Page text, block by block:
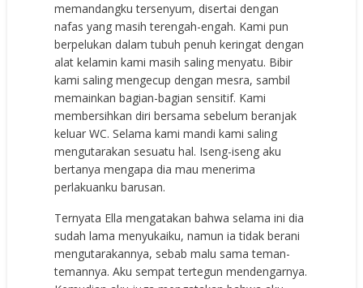
memandangku tersenyum, disertai dengan
nafas yang masih terengah-engah. Kami pun
berpelukan dalam tubuh penuh keringat dengan
alat kelamin kami masih saling menyatu. Bibir
kami saling mengecup dengan mesra, sambil
memainkan bagian-bagian sensitif. Kami
membersihkan diri bersama sebelum beranjak
keluar WC. Selama kami mandi kami saling
mengutarakan sesuatu hal. Iseng-iseng aku
bertanya mengapa dia mau menerima
perlakuanku barusan.
Ternyata Ella mengatakan bahwa selama ini dia
sudah lama menyukaiku, namun ia tidak berani
mengutarakannya, sebab malu sama teman-
temannya. Aku sempat tertegun mendengarnya.